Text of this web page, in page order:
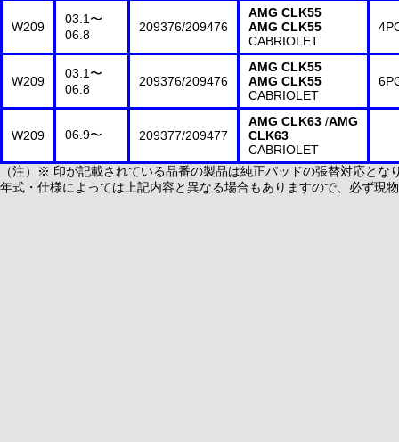
W209
03.1〜
06.8
209376/209476
AMG CLK55
AMG CLK55
CABRIOLET
W209
03.1〜
06.8
209376/209476
AMG CLK55
AMG CLK55
CABRIOLET
W209 06.9〜 209377/209477
AMG CLK63 /AMG
CLK63
CABRIOLET
（注）※ 印が記載されている品番の製品は純正パッドの張替対応とな
年式・仕様によっては上記内容と異なる場合もありますので、必ず現